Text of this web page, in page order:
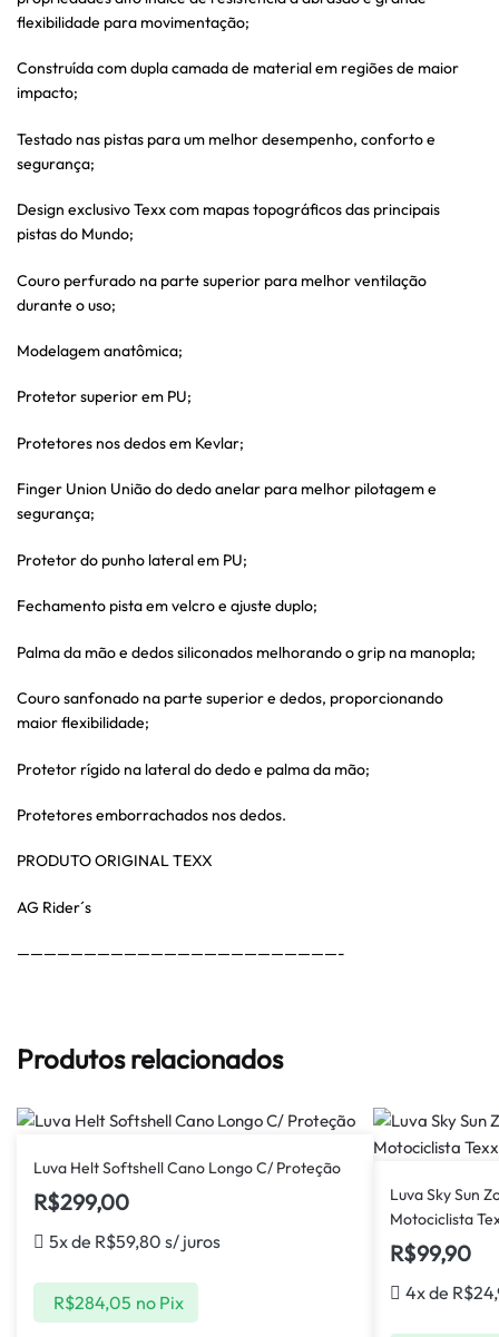
flexibilidade para movimentação;
Construída com dupla camada de material em regiões de maior
impacto;
Testado nas pistas para um melhor desempenho, conforto e
segurança;
Design exclusivo Texx com mapas topográficos das principais
pistas do Mundo;
Couro perfurado na parte superior para melhor ventilação
durante o uso;
Modelagem anatômica;
Protetor superior em PU;
Protetores nos dedos em Kevlar;
Finger Union União do dedo anelar para melhor pilotagem e
segurança;
Protetor do punho lateral em PU;
Fechamento pista em velcro e ajuste duplo;
Palma da mão e dedos siliconados melhorando o grip na manopla;
Couro sanfonado na parte superior e dedos, proporcionando
maior flexibilidade;
Protetor rígido na lateral do dedo e palma da mão;
Protetores emborrachados nos dedos.
PRODUTO ORIGINAL TEXX
AG Rider´s
————————————————————————-
Produtos relacionados
Luva Helt Softshell Cano Longo C/ Proteção
R$299,00
5x de R$59,80 s/ juros
R$284,05 no Pix
Luva Sky Sun
Motociclista
R$99,90
4x de R$